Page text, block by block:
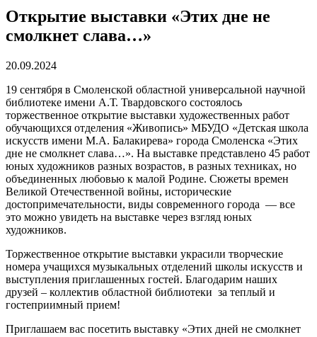
Открытие выставки «Этих дне не
смолкнет слава…»
20.09.2024
19 сентября в Смоленской областной универсальной научной
библиотеке имени А.Т. Твардовского состоялось
торжественное открытие выставки художественных работ
обучающихся отделения «Живопись» МБУДО «Детская школа
искусств имени М.А. Балакирева» города Смоленска «Этих
дне не смолкнет слава…». На выставке представлено 45 работ
юных художников разных возрастов, в разных техниках, но
объединенных любовью к малой Родине. Сюжеты времен
Великой Отечественной войны, исторические
достопримечательности, виды современного города — все
это можно увидеть на выставке через взгляд юных
художников.
Торжественное открытие выставки украсили творческие
номера учащихся музыкальных отделений школы искусств и
выступления приглашенных гостей. Благодарим наших
друзей – коллектив областной библиотеки за теплый и
гостеприимный прием!
Приглашаем вас посетить выставку «Этих дней не смолкнет